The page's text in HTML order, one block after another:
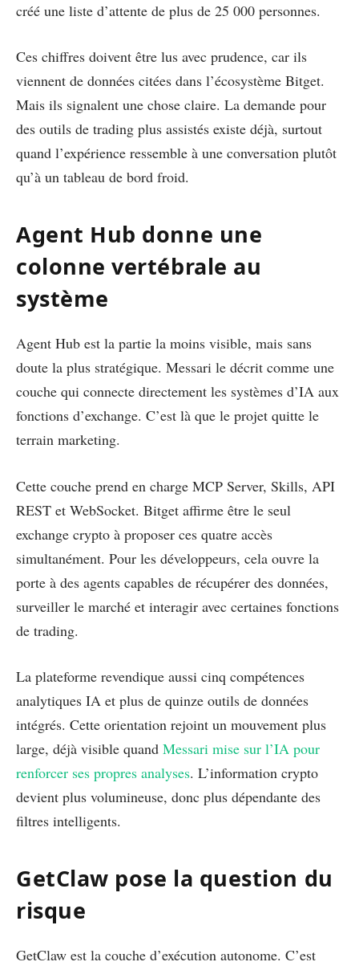
créé une liste d’attente de plus de 25 000 personnes.
Ces chiffres doivent être lus avec prudence, car ils
viennent de données citées dans l’écosystème Bitget.
Mais ils signalent une chose claire. La demande pour
des outils de trading plus assistés existe déjà, surtout
quand l’expérience ressemble à une conversation plutôt
qu’à un tableau de bord froid.
Agent Hub donne une
colonne vertébrale au
système
Agent Hub est la partie la moins visible, mais sans
doute la plus stratégique. Messari le décrit comme une
couche qui connecte directement les systèmes d’IA aux
fonctions d’exchange. C’est là que le projet quitte le
terrain marketing.
Cette couche prend en charge MCP Server, Skills, API
REST et WebSocket. Bitget affirme être le seul
exchange crypto à proposer ces quatre accès
simultanément. Pour les développeurs, cela ouvre la
porte à des agents capables de récupérer des données,
surveiller le marché et interagir avec certaines fonctions
de trading.
La plateforme revendique aussi cinq compétences
analytiques IA et plus de quinze outils de données
intégrés. Cette orientation rejoint un mouvement plus
large, déjà visible quand Messari mise sur l’IA pour
renforcer ses propres analyses. L’information crypto
devient plus volumineuse, donc plus dépendante des
filtres intelligents.
GetClaw pose la question du
risque
GetClaw est la couche d’exécution autonome. C’est